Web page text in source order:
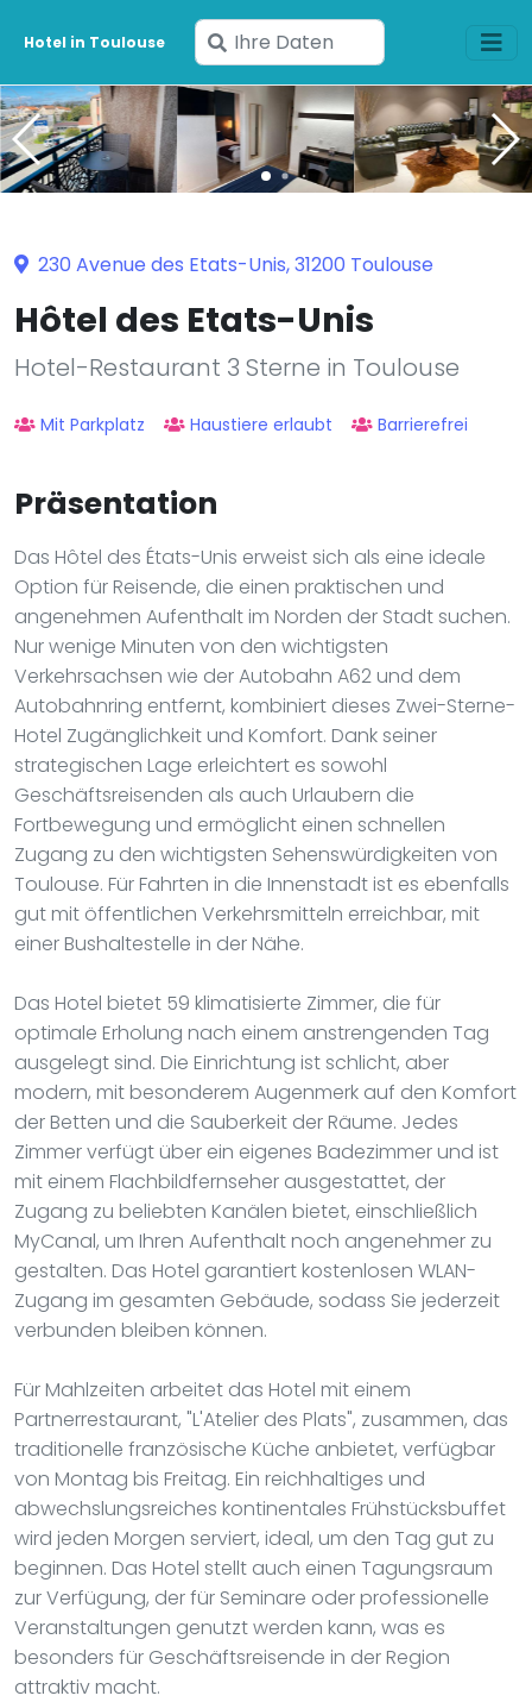
Hotel in Toulouse
Geben
Sie
Ihre
Daten
ein
230 Avenue des Etats-Unis, 31200 Toulouse
Hôtel des Etats-Unis
Hotel-Restaurant 3 Sterne in Toulouse
Mit Parkplatz Haustiere erlaubt Barrierefrei
Präsentation
Das Hôtel des États-Unis erweist sich als eine ideale
Option für Reisende, die einen praktischen und
angenehmen Aufenthalt im Norden der Stadt suchen.
Nur wenige Minuten von den wichtigsten
Verkehrsachsen wie der Autobahn A62 und dem
Autobahnring entfernt, kombiniert dieses Zwei-Sterne-
Hotel Zugänglichkeit und Komfort. Dank seiner
strategischen Lage erleichtert es sowohl
Geschäftsreisenden als auch Urlaubern die
Fortbewegung und ermöglicht einen schnellen
Zugang zu den wichtigsten Sehenswürdigkeiten von
Toulouse. Für Fahrten in die Innenstadt ist es ebenfalls
gut mit öffentlichen Verkehrsmitteln erreichbar, mit
einer Bushaltestelle in der Nähe.
Das Hotel bietet 59 klimatisierte Zimmer, die für
optimale Erholung nach einem anstrengenden Tag
ausgelegt sind. Die Einrichtung ist schlicht, aber
modern, mit besonderem Augenmerk auf den Komfort
der Betten und die Sauberkeit der Räume. Jedes
Zimmer verfügt über ein eigenes Badezimmer und ist
mit einem Flachbildfernseher ausgestattet, der
Zugang zu beliebten Kanälen bietet, einschließlich
MyCanal, um Ihren Aufenthalt noch angenehmer zu
gestalten. Das Hotel garantiert kostenlosen WLAN-
Zugang im gesamten Gebäude, sodass Sie jederzeit
verbunden bleiben können.
Für Mahlzeiten arbeitet das Hotel mit einem
Partnerrestaurant, "L'Atelier des Plats", zusammen, das
traditionelle französische Küche anbietet, verfügbar
von Montag bis Freitag. Ein reichhaltiges und
abwechslungsreiches kontinentales Frühstücksbuffet
wird jeden Morgen serviert, ideal, um den Tag gut zu
beginnen. Das Hotel stellt auch einen Tagungsraum
zur Verfügung, der für Seminare oder professionelle
Veranstaltungen genutzt werden kann, was es
besonders für Geschäftsreisende in der Region
attraktiv macht.